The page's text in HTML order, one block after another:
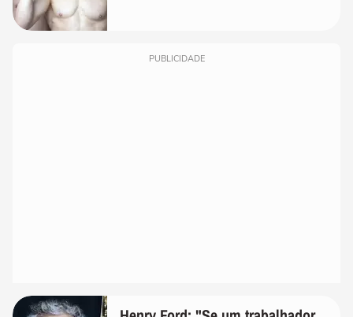
PUBLICIDADE